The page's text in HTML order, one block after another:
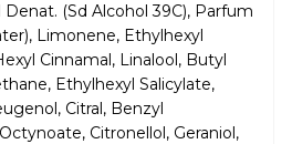
Denat. (Sd Alcohol 39C), Parfum
Limonene, Ethylhexyl
Cinnamal, Linalool, Butyl
Ethylhexyl Salicylate,
Citral, Benzyl
Citronellol, Geraniol,